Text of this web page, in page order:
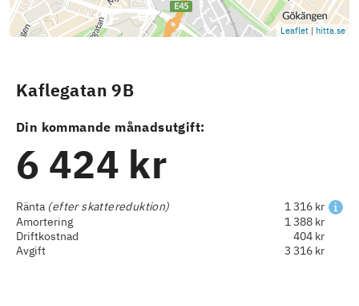
Leaflet | hitta.se
Kaflegatan 9B
Din kommande månadsutgift:
6 424 kr
Ränta (efter skattereduktion)
1 316 kr
Amortering
1 388 kr
Driftkostnad
404 kr
Avgift
3 316 kr